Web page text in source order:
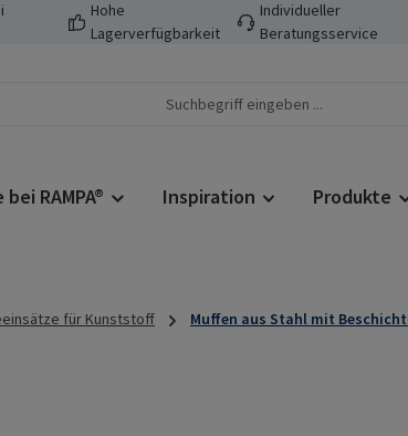
Hohe
Lagerverfügbarkeit
Individueller
Beratungsservice
RAMPA® Inspiration Produkte
für Kunststoff Muffen aus Stahl mit